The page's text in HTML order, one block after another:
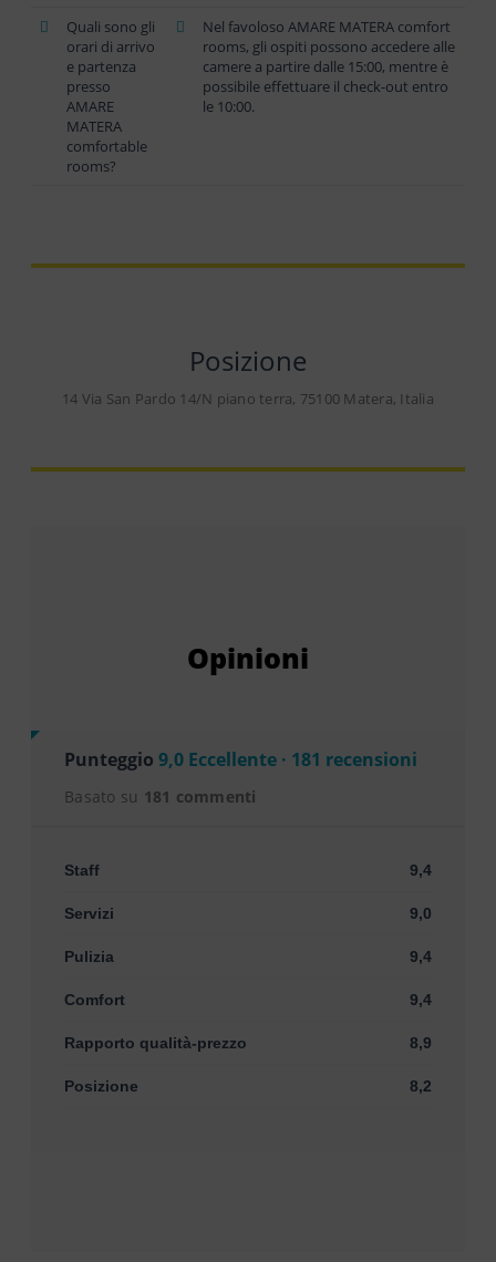
Quali sono gli
orari di arrivo
e partenza
presso
AMARE
MATERA
comfortable
rooms?
Nel favoloso AMARE MATERA comfort
rooms, gli ospiti possono accedere alle
camere a partire dalle 15:00, mentre è
possibile effettuare il check-out entro
le 10:00.
Posizione
14 Via San Pardo 14/N piano terra, 75100 Matera, Italia
Opinioni
Punteggio 9,0 Eccellente · 181 recensioni
Basato su 181 commenti
Staff 9,4
Servizi 9,0
Pulizia 9,4
Comfort 9,4
Rapporto qualità-prezzo 8,9
Posizione 8,2